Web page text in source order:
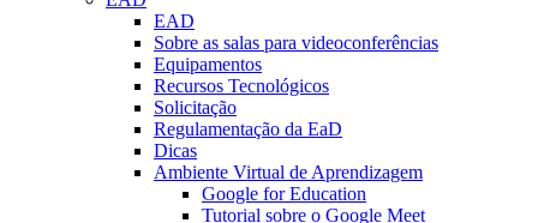
EAD
Sobre as salas para videoconferências
Equipamentos
Recursos Tecnológicos
Solicitação
Regulamentação da EaD
Dicas
Ambiente Virtual de Aprendizagem
Google for Education
Tutorial sobre o Google Meet